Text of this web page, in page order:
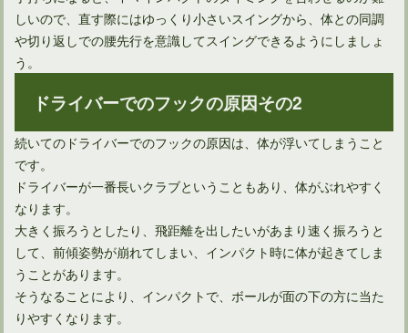
ドライバーの引っ掛けはシャフトの前に確認することがある
しいので、直す際にはゆっくり小さいスイングから、体との同調
や切り返しでの腰先行を意識してスイングできるようにしましょ
う。
ドライバーでのフックの原因その2
続いてのドライバーでのフックの原因は、体が浮いてしまうこと
です。
ドライバーが一番長いクラブということもあり、体がぶれやすく
なります。
大きく振ろうとしたり、飛距離を出したいがあまり速く振ろうと
して、前傾姿勢が崩れてしまい、インパクト時に体が起きてしま
うことがあります。
そうなることにより、インパクトで、ボールが面の下の方に当た
りやすくなります。